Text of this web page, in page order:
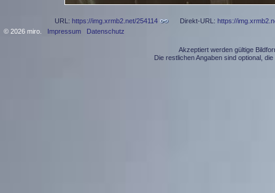
URL: https://img.xrmb2.net/254114 Direkt-URL: https://
© 2026 miro. Impressum Datenschutz
Akzeptiert werden gültige
Die restlichen Angaben sind optional,